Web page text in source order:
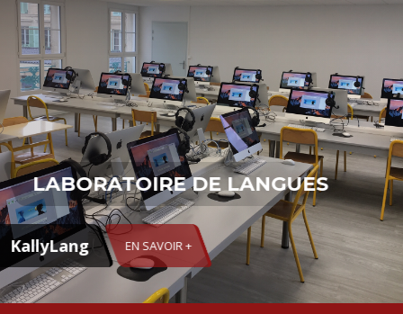
LABORATOIRE DE LANGUES
KallyLang EN SAVOIR +